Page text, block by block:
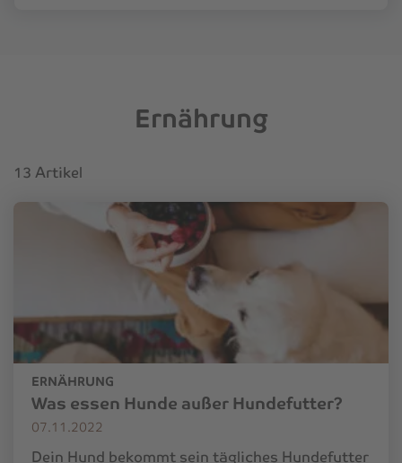
Ernährung
13 Artikel
ERNÄHRUNG
Was essen Hunde außer Hundefutter?
07.11.2022
Dein Hund bekommt sein tägliches Hundefutter